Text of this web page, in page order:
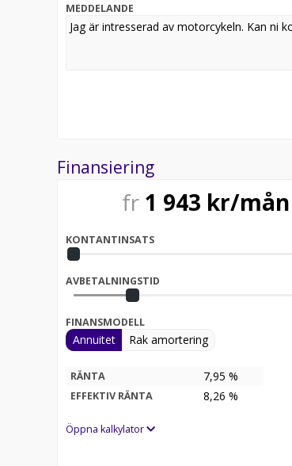
MEDDELANDE
Finansiering
fr 1 943 kr/mån
KONTANTINSATS
AVBETALNINGSTID
FINANSMODELL
Annuitet Rak amortering
RÄNTA 7,95 %
EFFEKTIV RÄNTA 8,26 %
Öppna kalkylator